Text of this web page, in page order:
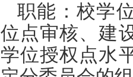
职能：校学
位点审核、建
学位授权点水